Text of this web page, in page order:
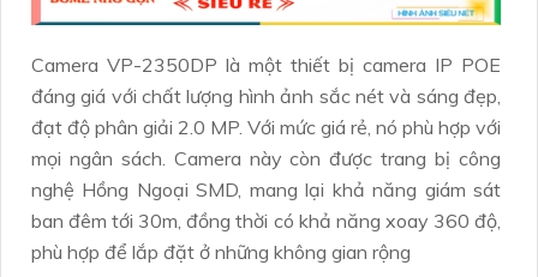
Camera VP-2350DP là một thiết bị camera IP POE
đáng giá với chất lượng hình ảnh sắc nét và sáng đẹp,
đạt độ phân giải 2.0 MP. Với mức giá rẻ, nó phù hợp với
mọi ngân sách. Camera này còn được trang bị công
nghệ Hồng Ngoại SMD, mang lại khả năng giám sát
ban đêm tới 30m, đồng thời có khả năng xoay 360 độ,
phù hợp để lắp đặt ở những không gian rộng